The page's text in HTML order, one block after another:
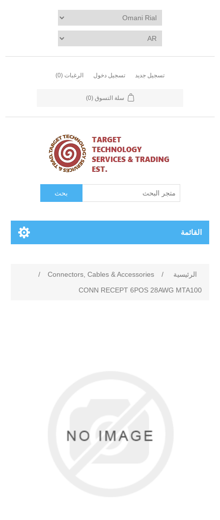
تسجيل جديد تسجيل دخول الرغبات (0)
سلة التسوق (0)
بحث
القائمة
الرئيسية /
Connectors, Cables & Accessories
/
CONN RECEPT 6POS 28AWG MTA100